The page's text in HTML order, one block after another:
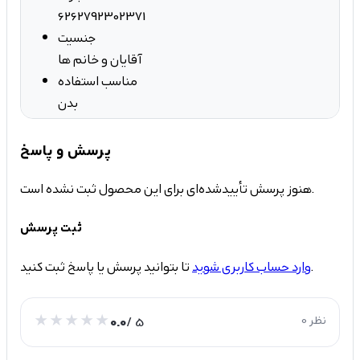
6262792302371
جنسیت
آقایان و خانم ها
مناسب استفاده
بدن
پرسش و پاسخ
هنوز پرسش تأییدشده‌ای برای این محصول ثبت نشده است.
ثبت پرسش
وارد حساب کاربری شویدتا بتوانید پرسش یا پاسخ ثبت کنید.
0.0/ 5 0 نظر